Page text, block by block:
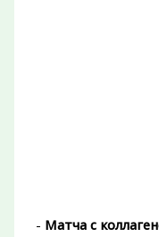
- Матча с